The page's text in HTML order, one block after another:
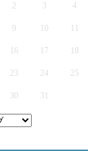
2 3 4
9
16 17
23 24 25
30 31